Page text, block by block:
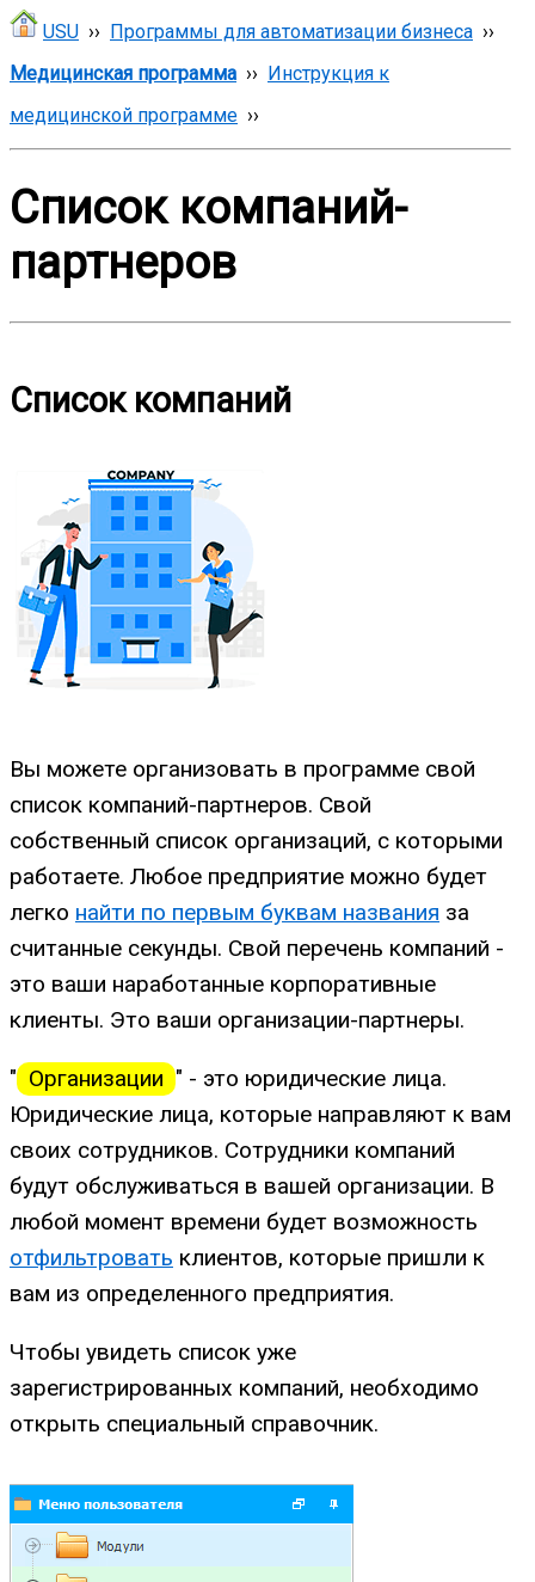
USU ›› Программы для автоматизации бизнеса ››
Медицинская программа ›› Инструкция к
медицинской программе ››
Список компаний-
партнеров
Список компаний
Вы можете организовать в программе свой
список компаний-партнеров. Свой
собственный список организаций, с которыми
работаете. Любое предприятие можно будет
легко найти по первым буквам названия за
считанные секунды. Свой перечень компаний -
это ваши наработанные корпоративные
клиенты. Это ваши организации-партнеры.
" Организации " - это юридические лица.
Юридические лица, которые направляют к вам
своих сотрудников. Сотрудники компаний
будут обслуживаться в вашей организации. В
любой момент времени будет возможность
отфильтровать клиентов, которые пришли к
вам из определенного предприятия.
Чтобы увидеть список уже
зарегистрированных компаний, необходимо
открыть специальный справочник.